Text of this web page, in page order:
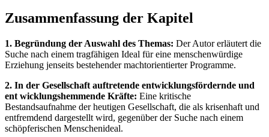
Zusammenfassung der Kapitel
1. Begründung der Auswahl des Themas: Der Autor erläutert die
Suche nach einem tragfähigen Ideal für eine menschenwürdige
Erziehung jenseits bestehender machtorientierter Programme.
2. In der Gesellschaft auftretende entwicklungsfördernde und
ent wicklungshemmende Kräfte: Eine kritische
Bestandsaufnahme der heutigen Gesellschaft, die als krisenhaft und
entfremdend dargestellt wird, gegenüber der Suche nach einem
schöpferischen Menschenideal.